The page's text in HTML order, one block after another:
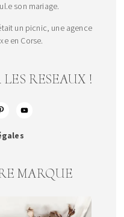
son mariage.
un picnic, une agence
en Corse.
RESEAUX !
MARQUE